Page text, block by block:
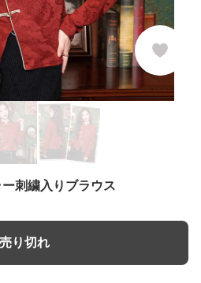
刺繍入りブラウス
売り切れ